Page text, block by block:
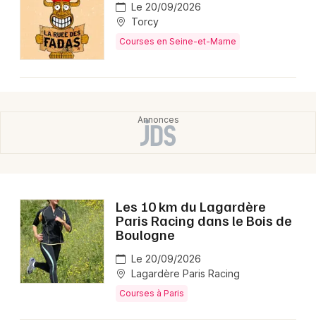
Le 20/09/2026
Torcy
Courses en Seine-et-Marne
Les 10 km du Lagardère
Paris Racing dans le Bois de
Boulogne
Le 20/09/2026
Lagardère Paris Racing
Courses à Paris